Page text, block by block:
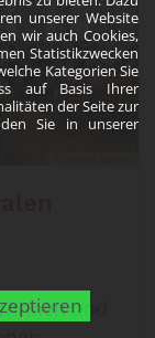
unserer Website
wir auch Cookies,
Statistikzwecken
Kategorien Sie
auf Basis Ihrer
der Seite zur
Sie in unserer
und